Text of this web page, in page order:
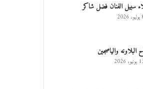
سبيل الفنان فضل شاكر
2026
البلاونه والياصجين
2026